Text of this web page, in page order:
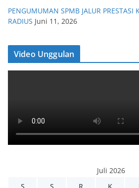
PENGUMUMAN SPMB JALUR PRESTASI
RADIUS Juni 11, 2026
Video Unggulan
Juli 2026